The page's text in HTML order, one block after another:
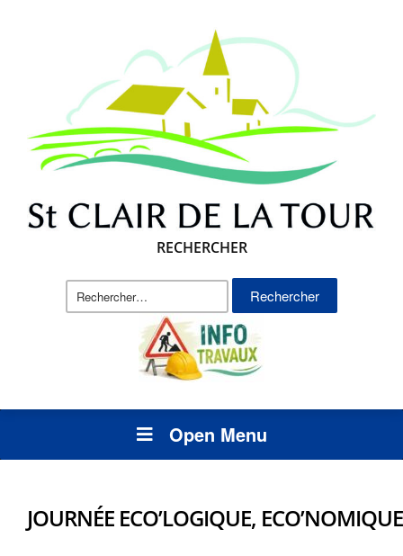
RECHERCHER
Rechercher :
Open Menu
JOURNÉE ECO’LOGIQUE, ECO’NOMIQUE